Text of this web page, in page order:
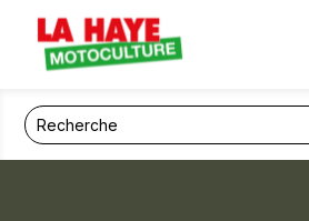
Panneau de gestion des cookies